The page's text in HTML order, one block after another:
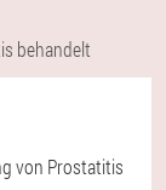
behandelt
von Prostatitis